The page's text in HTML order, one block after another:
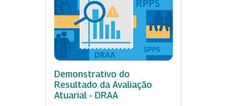
Demonstrativo do
Resultado da Avaliação
Atuarial - DRAA